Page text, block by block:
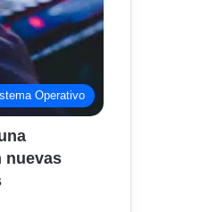
Operativo
nuevas